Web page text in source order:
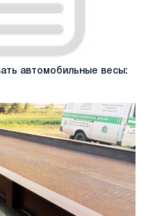
автомобильные весы: